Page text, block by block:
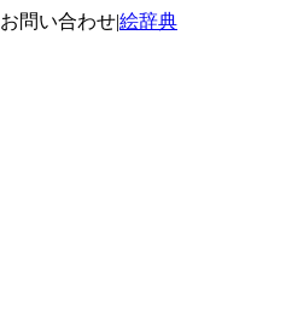
お問い合わせ|絵辞典